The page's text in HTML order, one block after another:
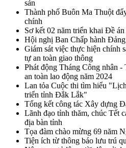
sản
Thành phố Buôn Ma Thuột
chính
Sơ kết 02 năm triển khai Đề
Hội nghị Ban Chấp hành
Giám sát việc thực hiện chính
tự an toàn giao thông
Phát động Tháng Công nhân -
an toàn lao động năm 2024
Lan tỏa Cuộc thi tìm hiểu
triển tỉnh Đắk Lắk"
Tổng kết công tác Xây dựng
Lãnh đạo tỉnh thăm, chúc Tết
địa bàn tỉnh
Tọa đàm chào mừng 69 năm
Tiện ích từ thông báo lưu trú